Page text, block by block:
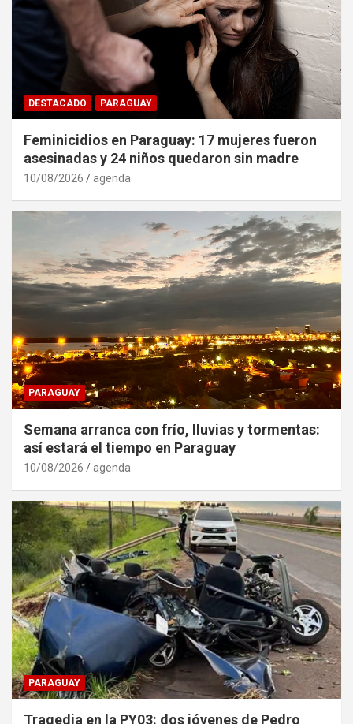
DESTACADO PARAGUAY
Feminicidios en Paraguay: 17 mujeres fueron
asesinadas y 24 niños quedaron sin madre
10/08/2026 agenda
PARAGUAY
Semana arranca con frío, lluvias y tormentas:
así estará el tiempo en Paraguay
10/08/2026 agenda
PARAGUAY
Tragedia en la PY03: dos jóvenes de Pedro